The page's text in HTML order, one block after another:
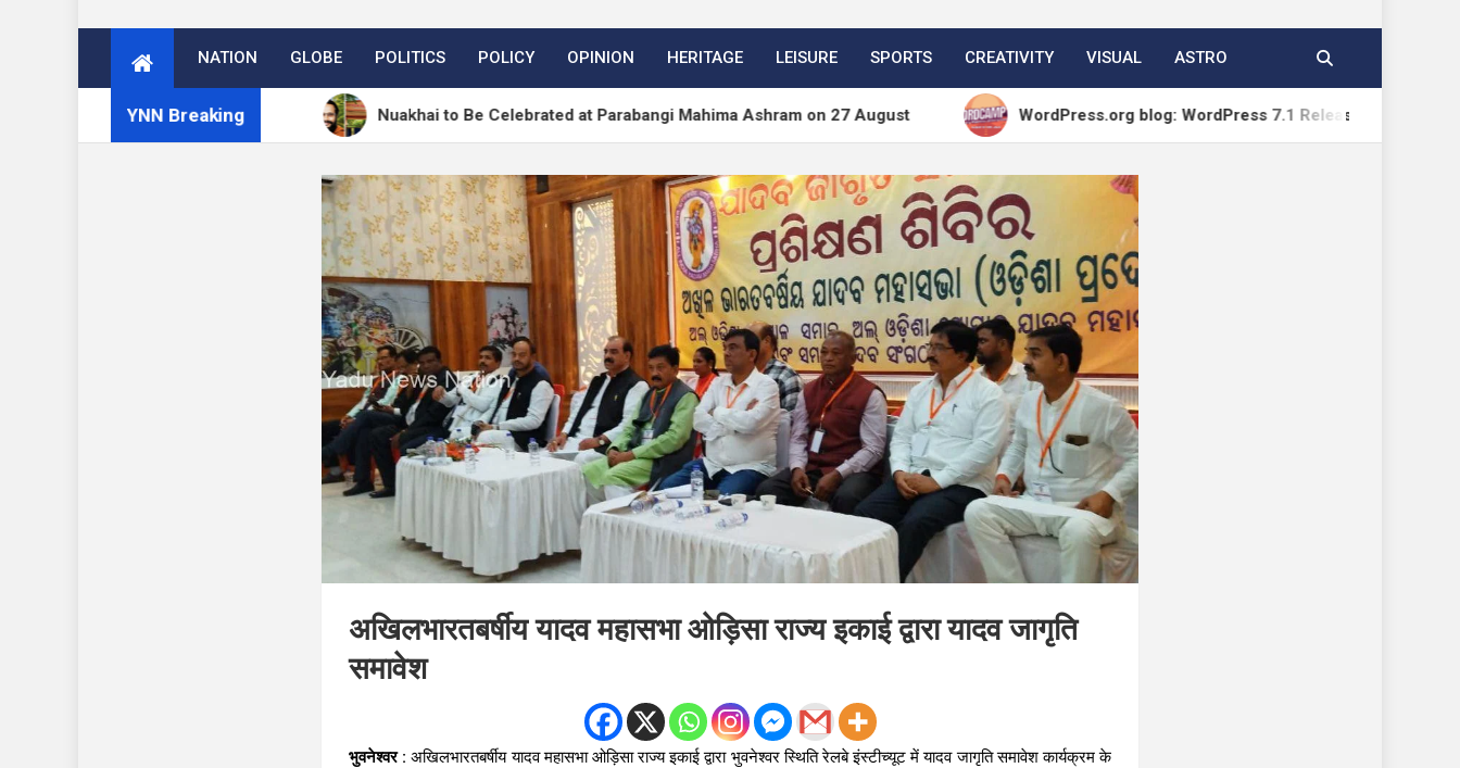
NATION GLOBE POLITICS POLICY OPINION HERITAGE LEISURE SPORTS CREATIVITY VISUAL ASTRO
YNN Breaking
27 अगस्त को मनेगा नुआखाई Nuakhai to Be Celebrated at Parabangi Mahima Ashram on 27 August WordPress.org blog: WordPress 7.1 Release Candidate 1
अखिलभारतबर्षीय यादव महासभा ओड़िसा राज्य इकाई द्वारा यादव जागृति
समावेश
भुवनेश्वर : अखिलभारतबर्षीय यादव महासभा ओड़िसा राज्य इकाई द्वारा भुवनेश्वर स्थिति रेलबे इंस्टीच्यूट में यादव जागृति समावेश कार्यक्रम के